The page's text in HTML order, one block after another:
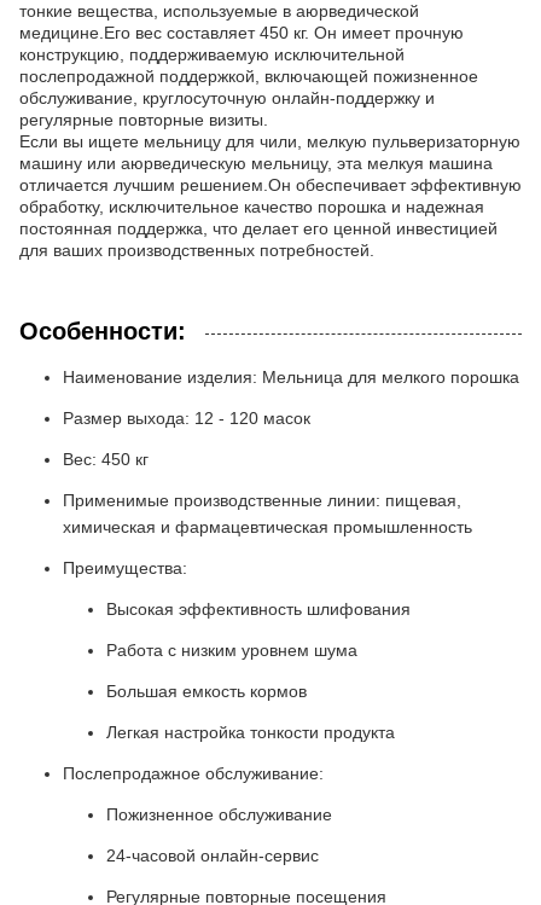
тонкие вещества, используемые в аюрведической
медицине.Его вес составляет 450 кг. Он имеет прочную
конструкцию, поддерживаемую исключительной
послепродажной поддержкой, включающей пожизненное
обслуживание, круглосуточную онлайн-поддержку и
регулярные повторные визиты.
Если вы ищете мельницу для чили, мелкую пульверизаторную
машину или аюрведическую мельницу, эта мелкуя машина
отличается лучшим решением.Он обеспечивает эффективную
обработку, исключительное качество порошка и надежная
постоянная поддержка, что делает его ценной инвестицией
для ваших производственных потребностей.
Особенности:
Наименование изделия: Мельница для мелкого порошка
Размер выхода: 12 - 120 масок
Вес: 450 кг
Применимые производственные линии: пищевая,
химическая и фармацевтическая промышленность
Преимущества:
Высокая эффективность шлифования
Работа с низким уровнем шума
Большая емкость кормов
Легкая настройка тонкости продукта
Послепродажное обслуживание:
Пожизненное обслуживание
24-часовой онлайн-сервис
Регулярные повторные посещения